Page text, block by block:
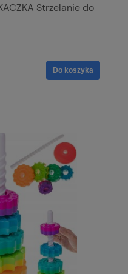
Strzelanie do
Do koszyka